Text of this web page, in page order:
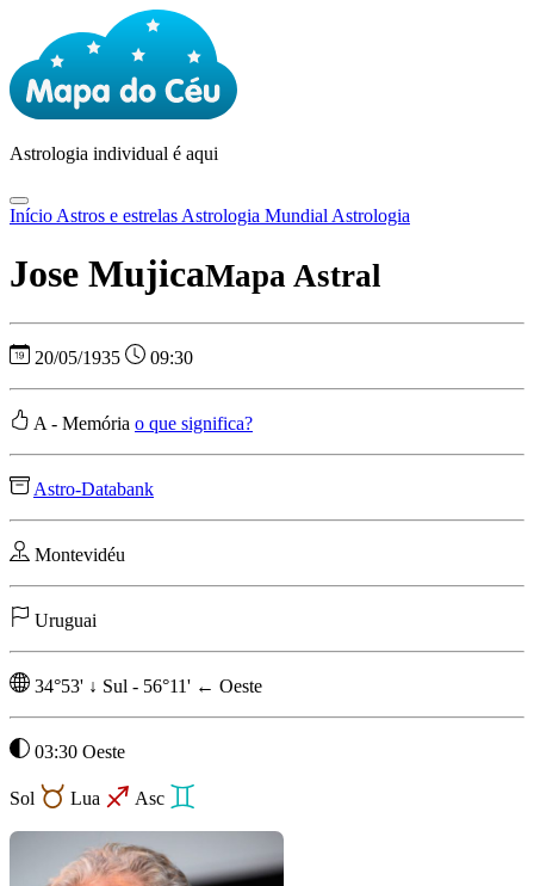
Astrologia individual é aqui
Início Astros e estrelas Astrologia Mundial Astrologia
Jose MujicaMapa Astral
20/05/1935 09:30
A - Memória o que significa?
Astro-Databank
Montevidéu
Uruguai
34°53' ↓ Sul - 56°11' ← Oeste
03:30 Oeste
Sol Lua Asc